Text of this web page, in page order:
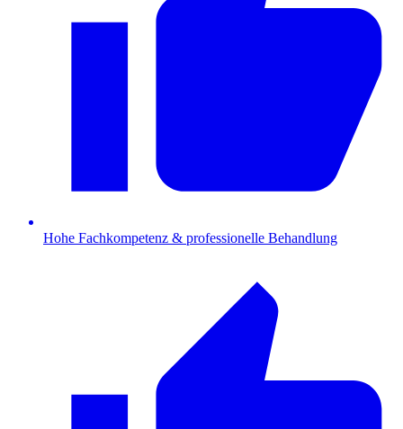
Hohe Fachkompetenz & professionelle Behandlung